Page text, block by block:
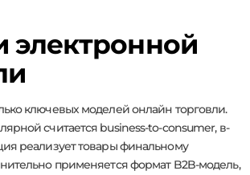
электронной
ключевых моделей онлайн торговли.
считается business-to-consumer, в-
реализует товары финальному
применяется формат B2B-модель,